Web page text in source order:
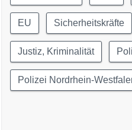
EU Sicherheitskräfte
Justiz, Kriminalität
Polizei Nordrhein-